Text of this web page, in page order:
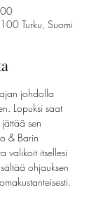
Turku, Suomi
johdolla
Lopuksi saat
sen
& Barin
valikoit itsellesi
ohjauksen